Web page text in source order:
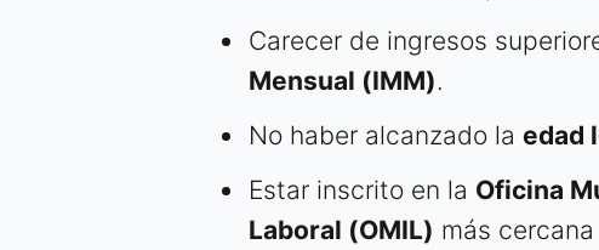
Carecer de ingresos
Mensual (IMM).
No haber alcanzado la edad
Estar inscrito en la Oficina
Laboral (OMIL) más